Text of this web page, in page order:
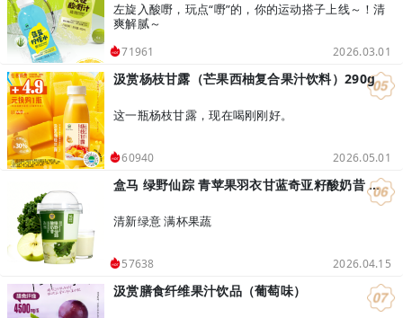
左旋入酸嘢，玩点“嘢”的，你的运动搭子上线～！清
爽解腻～
71961 2026.03.01
汲赏杨枝甘露（芒果西柚复合果汁饮料）290g
这一瓶杨枝甘露，现在喝刚刚好。
60940 2026.05.01
盒马 绿野仙踪 青苹果羽衣甘蓝奇亚籽酸奶昔 400g
清新绿意 满杯果蔬
57638 2026.04.15
汲赏膳食纤维果汁饮品（葡萄味）